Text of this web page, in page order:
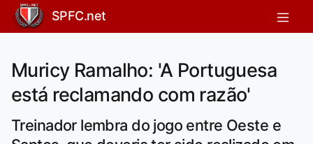
SPFC.net
Muricy Ramalho: 'A Portuguesa
está reclamando com razão'
Treinador lembra do jogo entre Oeste e